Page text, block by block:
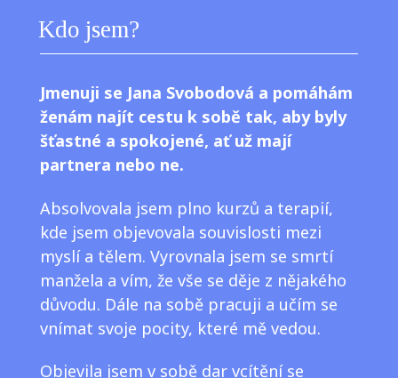
Kdo jsem?
Jmenuji se Jana Svobodová a pomáhám
ženám najít cestu k sobě tak, aby byly
šťastné a spokojené, ať už mají
partnera nebo ne.
Absolvovala jsem plno kurzů a terapií,
kde jsem objevovala souvislosti mezi
myslí a tělem. Vyrovnala jsem se smrtí
manžela a vím, že vše se děje z nějakého
důvodu. Dále na sobě pracuji a učím se
vnímat svoje pocity, které mě vedou.
Objevila jsem v sobě dar vcítění se